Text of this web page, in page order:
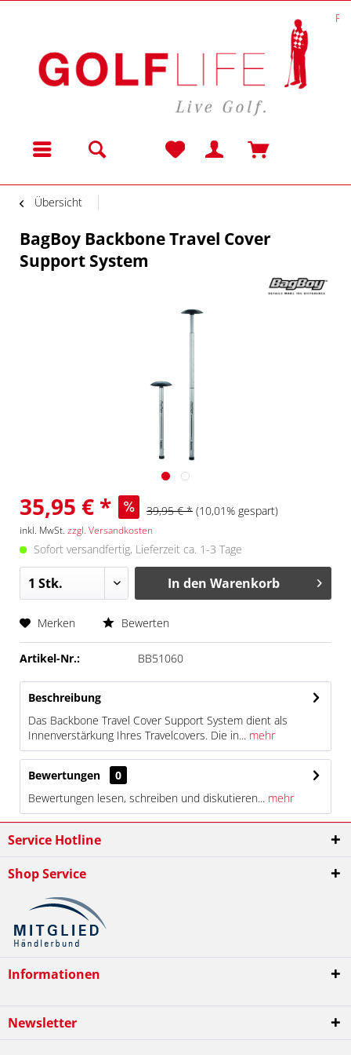
Menü
Übersicht
BagBoy Backbone Travel Cover
Support System
35,95 € * 39,95 € * (10,01% gespart)
inkl. MwSt. zzgl. Versandkosten
Sofort versandfertig, Lieferzeit ca. 1-3 Tage
In den Warenkorb
Merken Bewerten
Artikel-Nr.: BB51060
Beschreibung
Das Backbone Travel Cover Support System dient als
Innenverstärkung Ihres Travelcovers. Die in... mehr
Bewertungen
0
Bewertungen lesen, schreiben und diskutieren... mehr
Service Hotline
Shop Service
Informationen
Newsletter